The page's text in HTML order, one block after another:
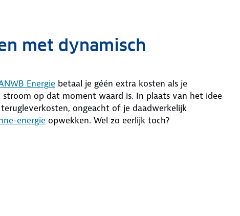
met dynamisch
Energie betaal je géén extra kosten als je
op dat moment waard is. In plaats van het idee
ongeacht of je daadwerkelijk
energie opwekken. Wel zo eerlijk toch?